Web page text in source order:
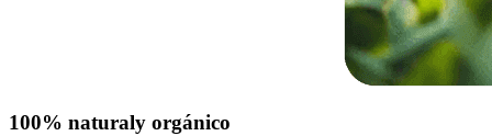
100% naturaly orgánico